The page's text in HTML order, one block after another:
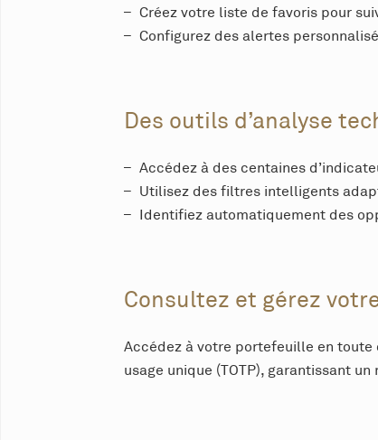
Créez votre liste de favoris pour
Configurez des alertes
Des outils d’analyse
Accédez à des centaines
Utilisez des filtres intelligents
Identifiez automatiquement des
Consultez et gérez
Accédez à votre portefeuille en toute
usage unique (TOTP), garantissant